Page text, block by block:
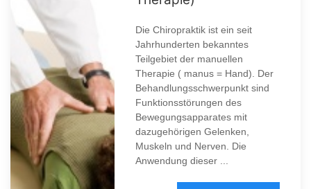
Die Chiropraktik ist ein seit
Jahrhunderten bekanntes
Teilgebiet der manuellen
Therapie ( manus = Hand). Der
Behandlungsschwerpunkt sind
Funktionsstörungen des
Bewegungsapparates mit
dazugehörigen Gelenken,
Muskeln und Nerven. Die
Anwendung dieser ...